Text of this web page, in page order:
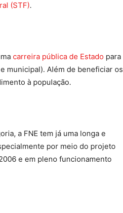
(STF).
carreira pública de Estado para
municipal). Além de beneficiar os
à população.
a FNE tem já uma longa e
por meio do projeto
e em pleno funcionamento